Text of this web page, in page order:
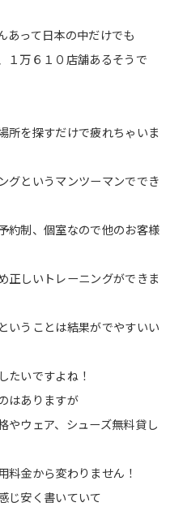
あって日本の中だけでも
１万６１０店舗あるそうで
所を探すだけで疲れちゃいま
グというマンツーマンででき
約制、個室なので他のお客様
正しいトレーニングができま
いうことは結果がでやすいい
たいですよね！
はありますが
やウェア、シューズ無料貸し
料金から変わりません！
じ安く書いていて